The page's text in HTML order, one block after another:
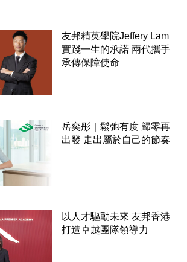
友邦精英學院Jeffery Lam
實踐一生的承諾 兩代攜手
承傳保障使命
岳奕彤｜鬆弛有度 歸零再
出發 走出屬於自己的節奏
以人才驅動未來 友邦香港
打造卓越團隊領導力